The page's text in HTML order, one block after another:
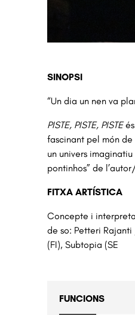
SINOPSI
“Un dia un nen va
PISTE, PISTE, PISTEés
fascinant pel món
un univers
pontinhos” de
FITXA ARTÍSTICA
Concepte i
de so: Petteri Rajanti
(FI), Subtopia (SE
FUNCIONS